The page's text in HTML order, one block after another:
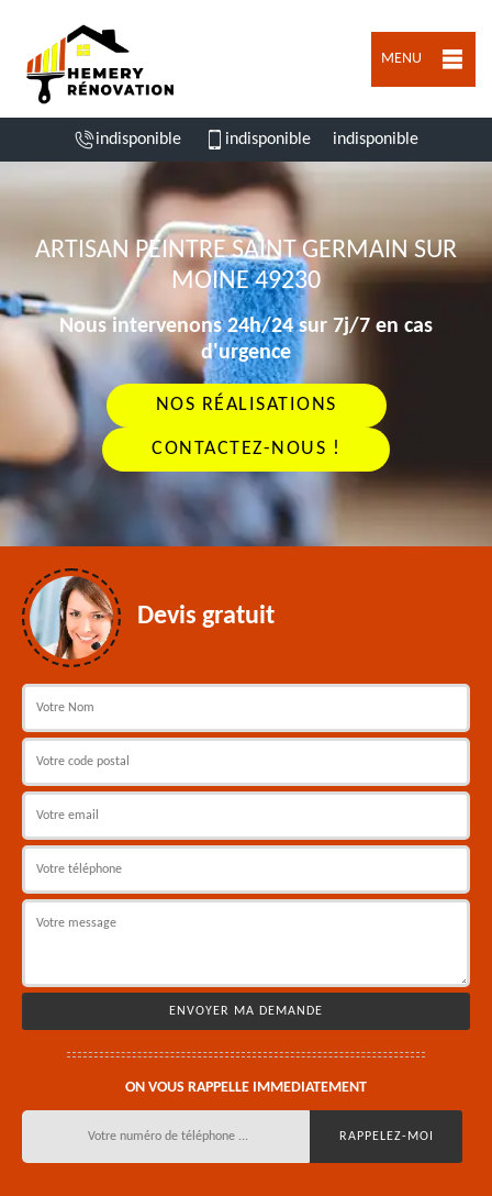
MENU
indisponible indisponible indisponible
ARTISAN PEINTRE SAINT GERMAIN SUR
MOINE 49230
Nous intervenons 24h/24 sur 7j/7 en cas
d'urgence
NOS RÉALISATIONS
CONTACTEZ-NOUS !
Devis gratuit
ON VOUS RAPPELLE IMMEDIATEMENT